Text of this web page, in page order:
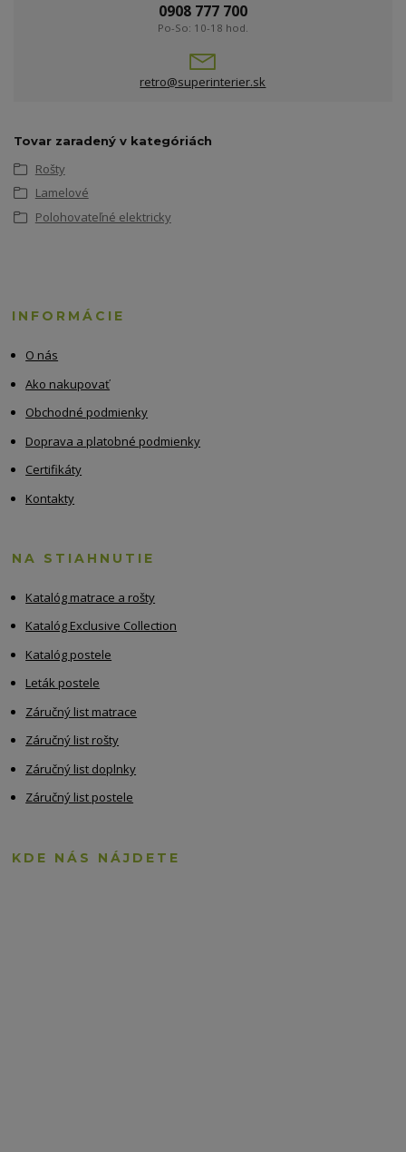
0908 777 700
Po-So: 10-18 hod.
retro@superinterier.sk
Tovar zaradený v kategóriách
Rošty
Lamelové
Polohovateľné elektricky
INFORMÁCIE
O nás
Ako nakupovať
Obchodné podmienky
Doprava a platobné podmienky
Certifikáty
Kontakty
NA STIAHNUTIE
Katalóg matrace a rošty
Katalóg Exclusive Collection
Katalóg postele
Leták postele
Záručný list matrace
Záručný list rošty
Záručný list doplnky
Záručný list postele
KDE NÁS NÁJDETE